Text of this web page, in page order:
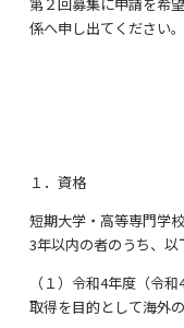
係へ申し出てください。
１．資格
短期大学・高等専門学
3年以内の者のうち、以
（１）令和4年度（令和
取得を目的として海外の